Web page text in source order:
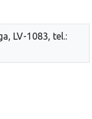
LV-1083, tel.: